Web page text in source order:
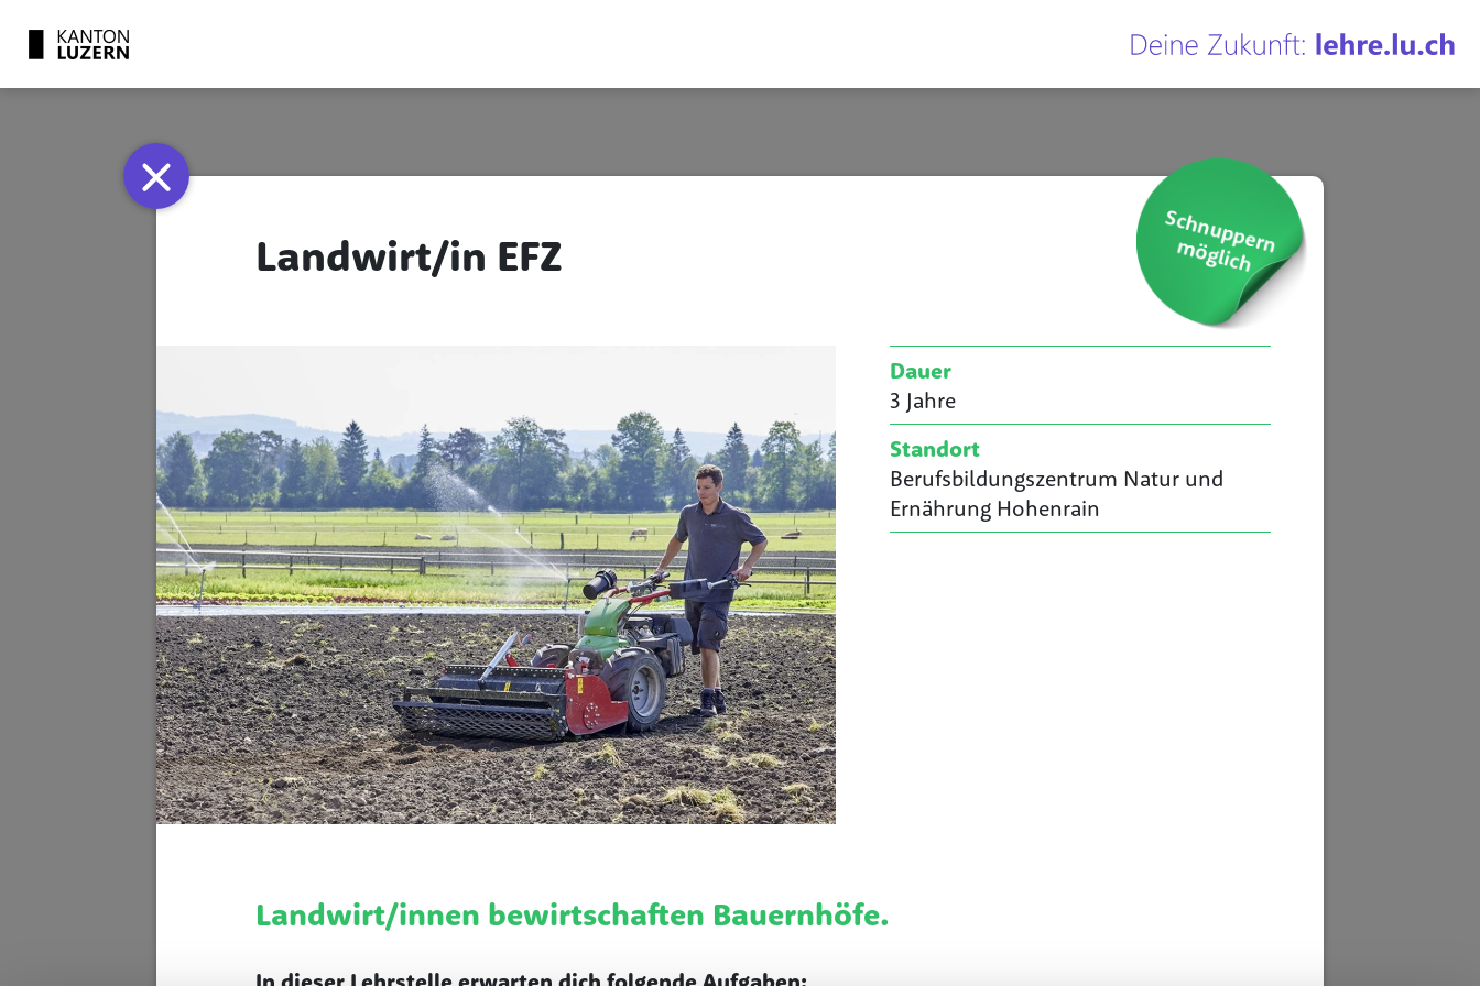
Landwirt/in EFZ
Dauer
3 Jahre
Standort
Berufsbildungszentrum Natur und
Ernährung Hohenrain
Landwirt/innen bewirtschaften Bauernhöfe.